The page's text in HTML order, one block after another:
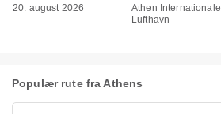
20. august 2026
Athen Internationale
Lufthavn
Populær rute fra Athens